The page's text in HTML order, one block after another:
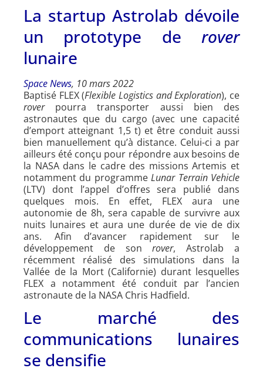
La startup Astrolab dévoile
un prototype de rover
lunaire
Space News, 10 mars 2022
Baptisé FLEX (Flexible Logistics and Exploration), ce
roverpourra transporter aussi bien des
astronautes que du cargo (avec une capacité
d’emport atteignant 1,5 t) et être conduit aussi
bien manuellement qu’à distance. Celui-ci a par
ailleurs été conçu pour répondre aux besoins de
la NASA dans le cadre des missions Artemis et
notamment du programmeLunar Terrain Vehicle
(LTV) dont l’appel d’offres sera publié dans
quelques mois. En effet, FLEX aura une
autonomie de 8h, sera capable de survivre aux
nuits lunaires et aura une durée de vie de dix
ans. Afin d’avancer rapidement sur le
développement de sonrover, Astrolab a
récemment réalisé des simulations dans la
Vallée de la Mort (Californie) durant lesquelles
FLEX a notamment été conduit par l’ancien
astronaute de la NASA Chris Hadfield.
Le marché des
communications lunaires
se densifie